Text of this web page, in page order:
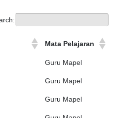
Mata Pelajaran
Guru Mapel
Guru Mapel
Guru Mapel